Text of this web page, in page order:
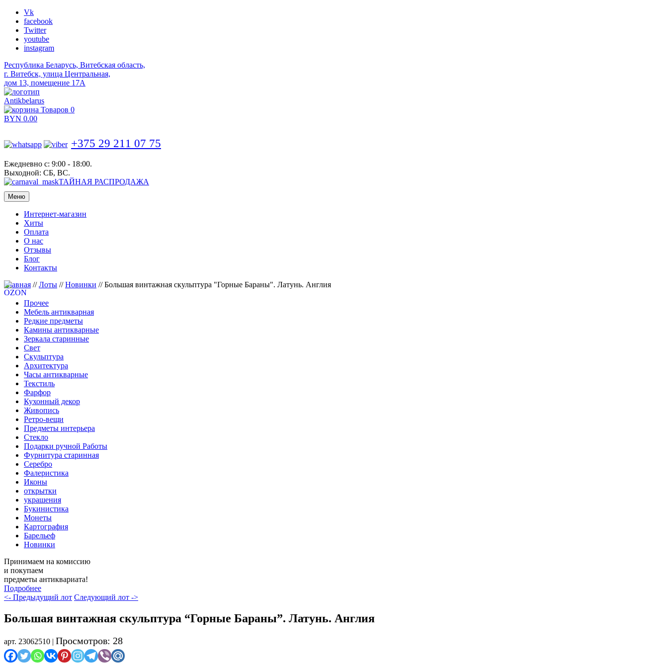
Vk
facebook
Twitter
youtube
instagram
Республика Беларусь, Витебская область,
г. Витебск, улица Центральная,
дом 13, помещение 17А
Antikbelarus
Товаров 0
BYN 0.00
+375 29 211 07 75
Ежедневно с: 9:00 - 18:00.
Выходной: СБ, ВС.
ТАЙНАЯ РАСПРОДАЖА
Меню
Интернет-магазин
Хиты
Оплата
О нас
Отзывы
Блог
Контакты
Главная //Лоты //Новинки //Большая винтажная скульптура "Горные Бараны". Латунь. Англия
Прочее
Мебель антикварная
Редкие предметы
Камины антикварные
Зеркала старинные
Свет
Скульптура
Архитектура
Часы антикварные
Текстиль
Фарфор
Кухонный декор
Живопись
Ретро-вещи
Предметы интерьера
Стекло
Подарки ручной Работы
Фурнитура старинная
Серебро
Фалеристика
Иконы
открытки
украшения
Букинистика
Монеты
Картография
Барельеф
Новинки
Принимаем на комиссию
и покупаем
предметы антиквариата!
Подробнее
<- Предыдущий лот Следующий лот ->
Большая винтажная скульптура “Горные Бараны”. Латунь. Англия
арт. 23062510 | Просмотров: 28